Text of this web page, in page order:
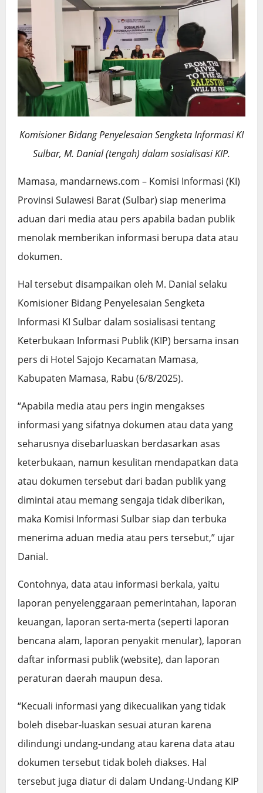
Komisioner Bidang Penyelesaian Sengketa Informasi KI
Sulbar, M. Danial (tengah) dalam sosialisasi KIP.
Mamasa, mandarnews.com – Komisi Informasi (KI)
Provinsi Sulawesi Barat (Sulbar) siap menerima
aduan dari media atau pers apabila badan publik
menolak memberikan informasi berupa data atau
dokumen.
Hal tersebut disampaikan oleh M. Danial selaku
Komisioner Bidang Penyelesaian Sengketa
Informasi KI Sulbar dalam sosialisasi tentang
Keterbukaan Informasi Publik (KIP) bersama insan
pers di Hotel Sajojo Kecamatan Mamasa,
Kabupaten Mamasa, Rabu (6/8/2025).
“Apabila media atau pers ingin mengakses
informasi yang sifatnya dokumen atau data yang
seharusnya disebarluaskan berdasarkan asas
keterbukaan, namun kesulitan mendapatkan data
atau dokumen tersebut dari badan publik yang
dimintai atau memang sengaja tidak diberikan,
maka Komisi Informasi Sulbar siap dan terbuka
menerima aduan media atau pers tersebut,” ujar
Danial.
Contohnya, data atau informasi berkala, yaitu
laporan penyelenggaraan pemerintahan, laporan
keuangan, laporan serta-merta (seperti laporan
bencana alam, laporan penyakit menular), laporan
daftar informasi publik (website), dan laporan
peraturan daerah maupun desa.
“Kecuali informasi yang dikecualikan yang tidak
boleh disebar-luaskan sesuai aturan karena
dilindungi undang-undang atau karena data atau
dokumen tersebut tidak boleh diakses. Hal
tersebut juga diatur di dalam Undang-Undang KIP